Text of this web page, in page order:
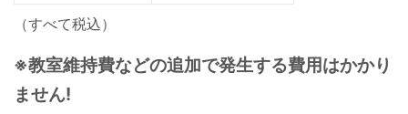
（すべて税込）
※教室維持費などの追加で発生する費用はかかり
ません!